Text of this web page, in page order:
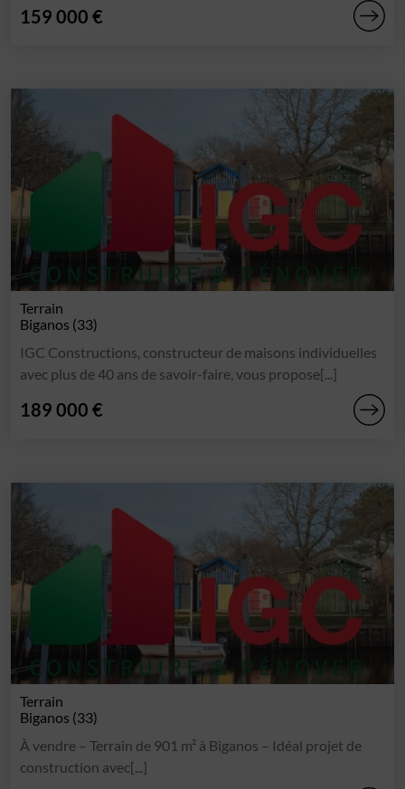
159 000 €
Terrain
Biganos (33)
IGC Constructions, constructeur de maisons individuelles
avec plus de 40 ans de savoir-faire, vous propose[...]
189 000 €
Terrain
Biganos (33)
À vendre – Terrain de 901 m² à Biganos – Idéal projet de
construction avec[...]